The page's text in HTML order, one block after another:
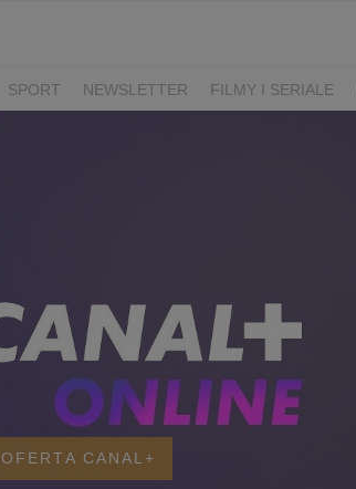
SPORT NEWSLETTER FILMY I SERIALE
OFERTA CANAL+